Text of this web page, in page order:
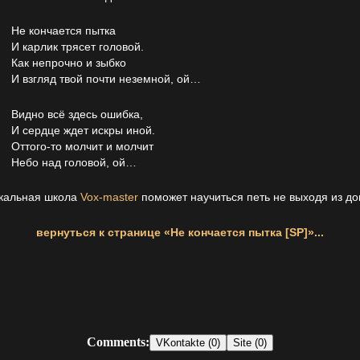
Не кончается пытка
И карлик трясет головой.
Как непрочно и зыбко
И взгляд твой почти неземной, ой…
Видно всё здесь ошибка,
И сердце ждет искры иной.
Оттого-то молчит и молчит
Небо над головой, ой…
школа Vox-masterпоможет научиться петь не выходя из
вернуться к странице «Не кончается пытка [SP]»...
Comments: VKontakte (0) Site (0)